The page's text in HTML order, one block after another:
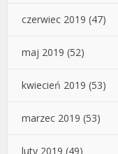
czerwiec 2019 (47)
maj 2019 (52)
kwiecień 2019 (53)
marzec 2019 (53)
luty 2019 (49)